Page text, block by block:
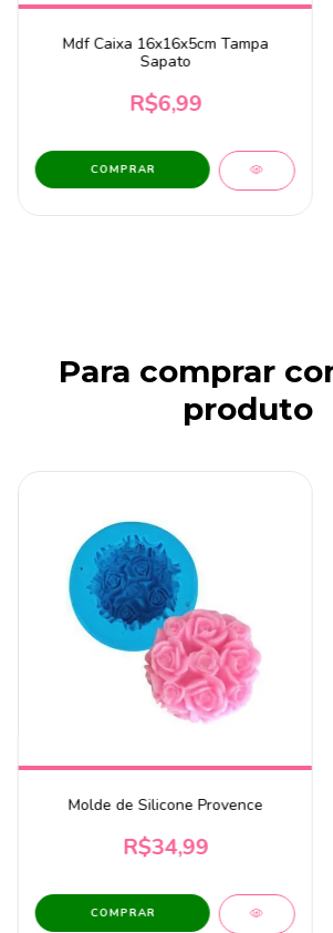
Mdf Caixa 16x16x5cm Tampa
Sapato
R$6,99
Para comprar
produto
Molde de Silicone Provence
R$34,99